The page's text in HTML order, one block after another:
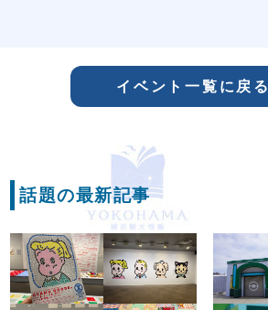
イベント一覧に戻る
話題の最新記事